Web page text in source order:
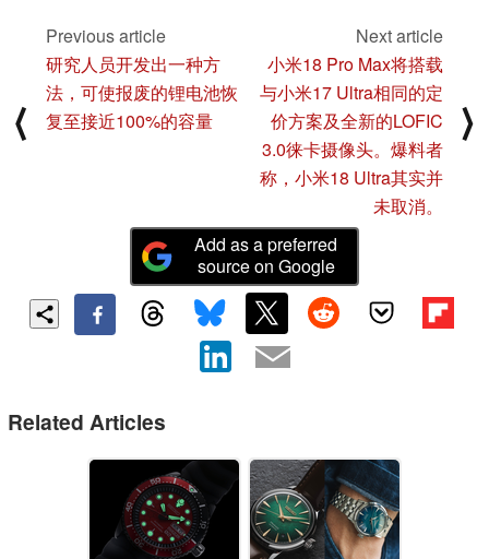
⟨
Previous article
研究人员开发出一种方
法，可使报废的锂电池恢
复至接近100%的容量
Next article
小米18 Pro Max将搭载
与小米17 Ultra相同的定
价方案及全新的LOFIC
3.0徕卡摄像头。爆料者
称，小米18 Ultra其实并
未取消。
⟩
Add as a preferred
source on Google
Related Articles